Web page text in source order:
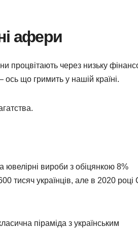
афери
процвітають через низьку
що гримить у нашій країні.
ювелірні вироби з обіцянкою 8%
тисяч українців, але в 2020
піраміда з українським